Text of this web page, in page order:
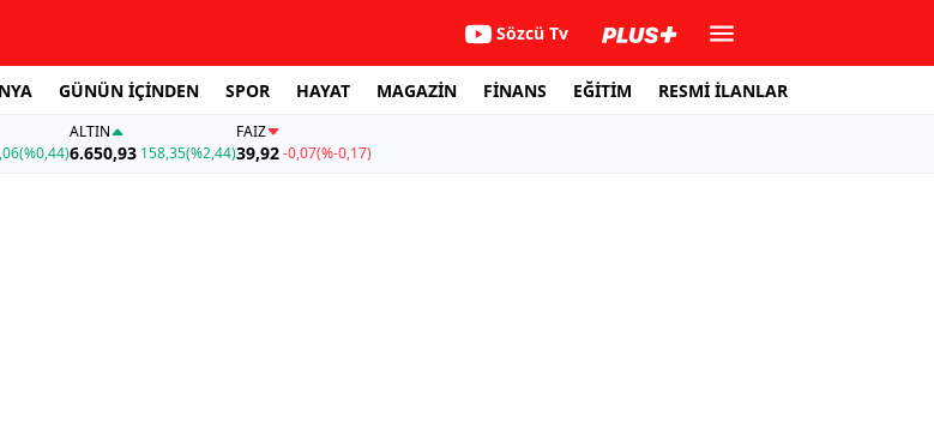
Sözcü Tv
GÜNÜN İÇİNDEN SPOR HAYAT MAGAZİN FİNANS EĞİTİM RESMİ İLANLAR
(%0,44)
ALTIN
6.650,93 158,35(%2,44)
FAİZ
39,92-0,07(%-0,17)